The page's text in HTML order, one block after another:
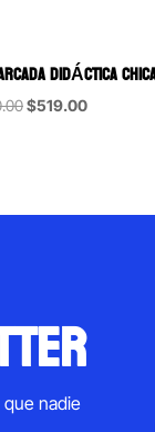
DIDÁCTICA
Original
$519.00Current
nadie